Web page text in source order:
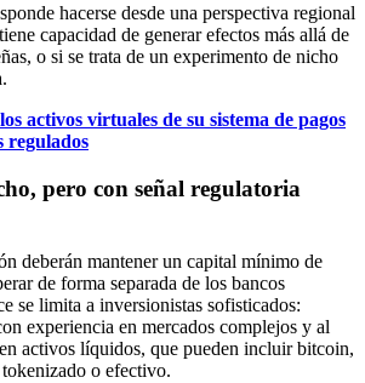
hacerse desde una perspectiva regional
capacidad de generar efectos más allá de
o si se trata de un experimento de nicho
activos virtuales de su sistema de pagos
regulados
pero con señal regulatoria
deberán mantener un capital mínimo de
de forma separada de los bancos
se limita a inversionistas sofisticados:
experiencia en mercados complejos y al
activos líquidos, que pueden incluir bitcoin,
o efectivo.